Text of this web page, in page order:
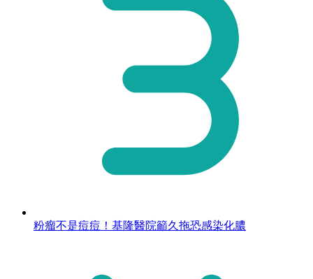
粉瘤不是痘痘！基隆醫院籲久拖恐感染化膿